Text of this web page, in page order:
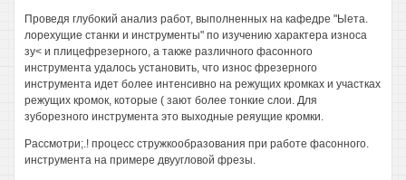
Проведя глубокий анализ работ, выполненных на кафедре "Ыета.
лорехущие станки и инструменты" по изучению характера износа
зу< и плицефрезерного, а также различного фасонного
инструмента удалось установить, что износ фрезерного
инструмента идет более интенсивно на режущих кромках и участках
режущих кромок, которые ( зают более тонкие слои. Для
зуборезного инструмента это выходные реяущие кромки.
Рассмотри;.! процесс стружкообразования при работе фасонного.
инструмента на примере двуугловой фрезы.